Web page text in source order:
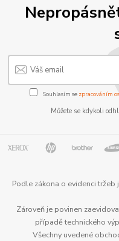
Souhlasím se zpracováním
Můžete se kdykoli
Podle zákona o evidenci
Zároveň je povinen
případě technického
Všechny uvedené